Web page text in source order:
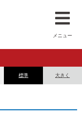
メニュー
標準 大きく